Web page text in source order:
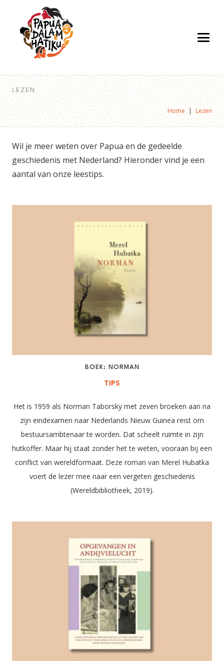
LEZEN
Home | Lezen
Wil je meer weten over Papua en de gedeelde
geschiedenis met Nederland? Hieronder vind je een
aantal van onze leestips.
BOEK: NORMAN
TIPS
Het is 1959 als Norman Taborsky met zeven broeken aan na
zijn eindexamen naar Nederlands Nieuw Guinea reist om
bestuursambtenaar te worden. Dat scheelt ruimte in zijn
hutkoffer. Maar hij staat zonder het te weten, vooraan bij een
conflict van wereldformaat. Deze roman van Merel Hubatka
voert de lezer mee naar een vergeten geschiedenis
(Wereldbibliotheek, 2019).